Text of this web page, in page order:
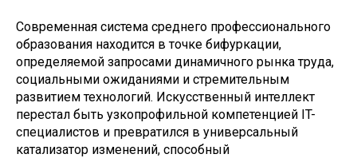
Современная система среднего профессионального
образования находится в точке бифуркации,
определяемой запросами динамичного рынка труда,
социальными ожиданиями и стремительным
развитием технологий. Искусственный интеллект
перестал быть узкопрофильной компетенцией IT-
специалистов и превратился в универсальный
катализатор изменений, способный